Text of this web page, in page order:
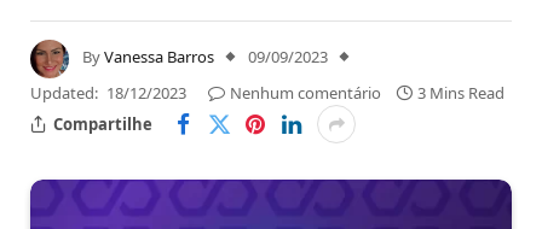
ByVanessa Barros
09/09/2023
Updated: 18/12/2023 Nenhum comentário
3 Mins Read
Compartilhe